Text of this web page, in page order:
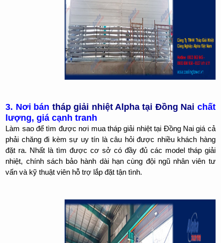
3. Nơi bán tháp giải nhiệt Alpha tại Đồng Nai chất
lượng, giá cạnh tranh
Làm sao để tìm được nơi mua tháp giải nhiệt tại Đồng Nai giá cả
phải chăng đi kèm sự uy tín là câu hỏi được nhiều khách hàng
đặt ra. Nhất là tìm được cơ sở có đầy đủ các model tháp giải
nhiệt, chính sách bảo hành dài hạn cùng đội ngũ nhân viên tư
vấn và kỹ thuật viên hỗ trợ lắp đặt tận tình.